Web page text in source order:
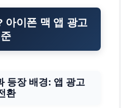
아이폰 맥 앱 광고
등장 배경: 앱 광고
환